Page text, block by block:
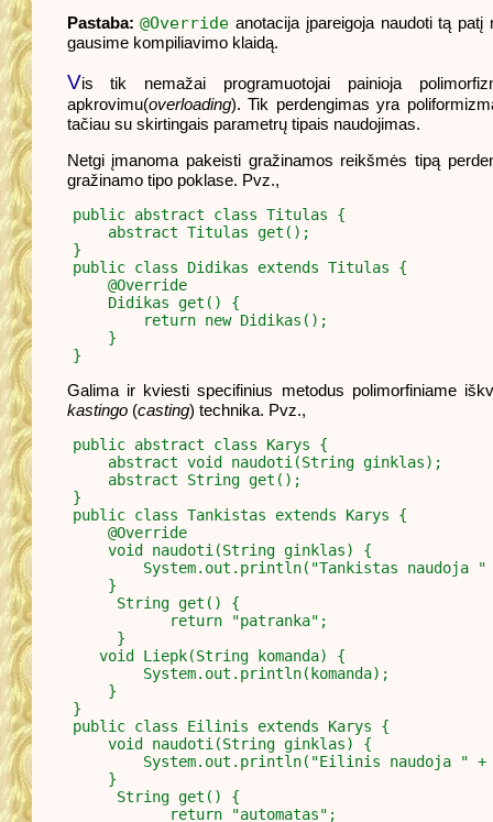
Pastaba: @Override anotacija įpareigoja naudoti tą
gausime kompiliavimo klaidą.
Vis tik nemažai programuotojai painioja
apkrovimu(overloading). Tik perdengimas yra
tačiau su skirtingais parametrų tipais naudojimas.
Netgi įmanoma pakeisti gražinamos reikšmės tipą
gražinamo tipo poklase. Pvz.,
public abstract class Titulas {
    abstract Titulas get();
}
public class Didikas extends Titulas {
    @Override
    Didikas get() {
        return new Didikas();
    }
Galima ir kviesti specifinius metodus polimorfiniame
kastingo(casting) technika. Pvz.,
public abstract class Karys {
    abstract void naudoti(String ginklas);
    abstract String get();
}
public class Tankistas extends Karys {
    @Override
    void naudoti(String ginklas) {
System.out.println("Tankistas naudoja "
    }
     String get() {
     }
   void Liepk(String komanda) {
        System.out.println(komanda);
    }
}
public class Eilinis extends Karys {
    void naudoti(String ginklas) {
System.out.println("Eilinis naudoja " +
    }
     String get() {